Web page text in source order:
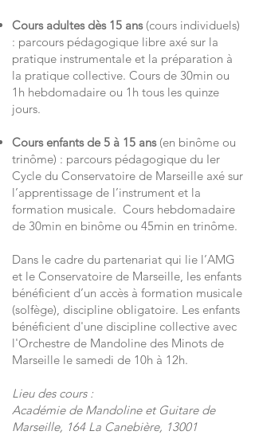
Cours adultes dès 15 ans(cours individuels)
: parcours pédagogique libre axé sur la
pratique instrumentale et la préparation à
la pratique collective. Cours de 30min ou
1h hebdomadaire ou 1h tous les quinze
jours.
Cours enfants de 5 à 15 ans (en binôme ou
trinôme) : parcours pédagogique du Ier
Cycle du Conservatoire de Marseille axé sur
l’apprentissage de l’instrument et la
formation musicale. Cours hebdomadaire
de 30min en binôme ou 45min en trinôme.
Dans le cadre du partenariat qui lie l’AMG
et le Conservatoire de Marseille, les enfants
bénéficient d’un accès à formation musicale
(solfège), discipline obligatoire. Les enfants
bénéficient d'une discipline collective avec
l'Orchestre de Mandoline des Minots de
Marseille le samedi de 10h à 12h.
Lieu des cours :
Académie de Mandoline et Guitare de
Marseille, 164 La Canebière, 13001